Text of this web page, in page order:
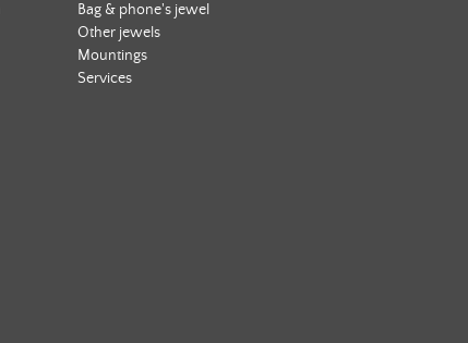
Bag & phone's jewel
Other jewels
Mountings
Services